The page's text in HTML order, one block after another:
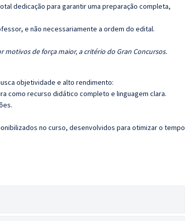
dedicação para garantir uma preparação completa,
e não necessariamente a ordem do edital.
de força maior, a critério do Gran Concursos.
objetividade e alto rendimento:
como recurso didático completo e linguagem clara.
no curso, desenvolvidos para otimizar o tempo